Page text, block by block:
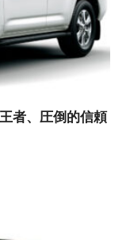
者、圧倒的信頼